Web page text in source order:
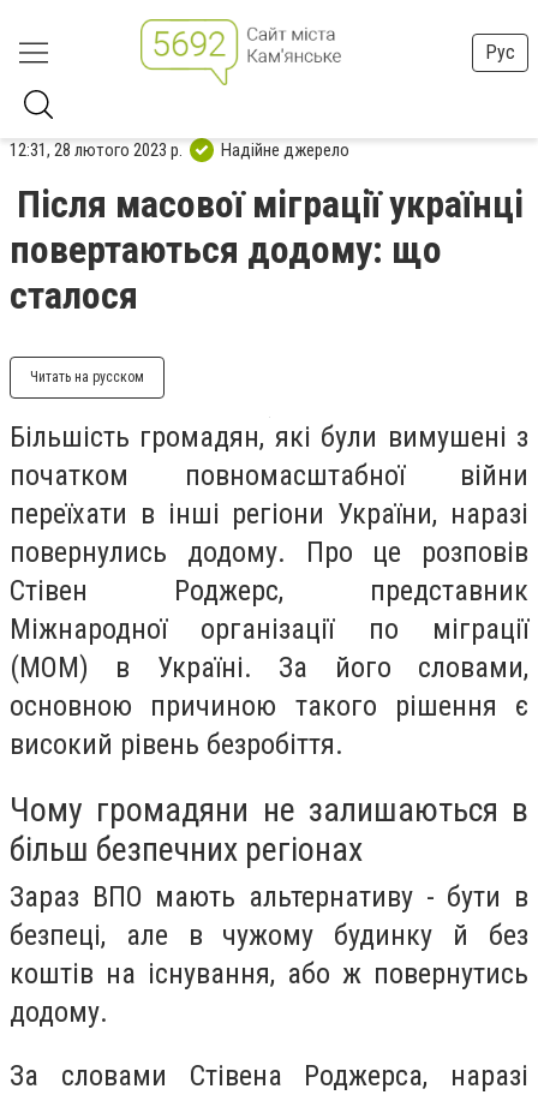
Рус
12:31, 28 лютого 2023 р. Надійне джерело
Після масової міграції українці
повертаються додому: що
сталося
Читать на русском
Більшість громадян, які були вимушені з
початком повномасштабної війни
переїхати в інші регіони України, наразі
повернулись додому. Про це розповів
Стівен Роджерс, представник
Міжнародної організації по міграції
(МОМ) в Україні. За його словами,
основною причиною такого рішення є
високий рівень безробіття.
Чому громадяни не залишаються в
більш безпечних регіонах
Зараз ВПО мають альтернативу - бути в
безпеці, але в чужому будинку й без
коштів на існування, або ж повернутись
додому.
За словами Стівена Роджерса, наразі